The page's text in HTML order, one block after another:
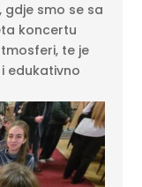
gdje smo se sa
koncertu
te je
edukativno